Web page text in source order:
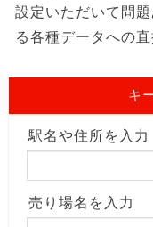
設定いただいて問
る各種データへの
キ
駅名や住所を入力
売り場名を入力